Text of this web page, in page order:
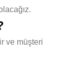
ve müşteri